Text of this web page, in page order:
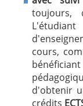
cours,
d'obtenir
crédits